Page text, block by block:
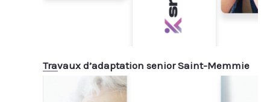
Travaux d’adaptation senior Saint-Memmie